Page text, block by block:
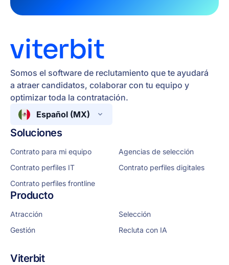
Somos el software de reclutamiento que te ayudará
a atraer candidatos, colaborar con tu equipo y
optimizar toda la contratación.
Español (MX)
Soluciones
Contrato para mi equipo
Agencias de selección
Contrato perfiles IT
Contrato perfiles digitales
Contrato perfiles frontline
Producto
Atracción
Selección
Gestión
Recluta con IA
Viterbit